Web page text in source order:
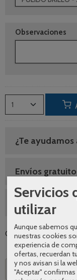
Observaciones
¿Te ayudamos
Envíos
SEGUNDAS
Categoría: Papeleras
Descripción
Servicios
utilizar
Aunque sabemos
nuestras cookies
experiencia de
ofertas, recuerdan
y nos avisan si la
"Aceptar"